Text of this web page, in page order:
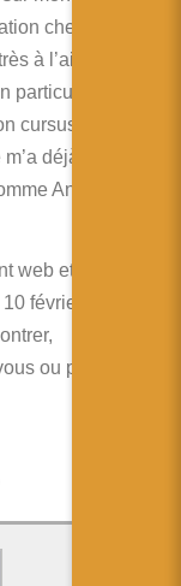
chez Wild
à l’aise avec
particulier la
cursus principal
déjà amené à
Android,
web et/ou mobile
février au 5
ou passer un